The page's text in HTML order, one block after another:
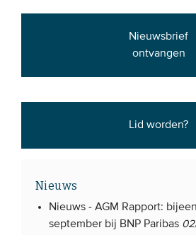
Nieuwsbrief
ontvangen
Lid worden?
Nieuws
Nieuws -AGM Rapport:
september bij BNP Paribas